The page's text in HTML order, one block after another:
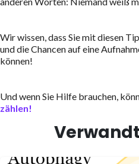
Wir wissen, dass Sie mit diesen
und die Chancen auf eine
können!
Und wenn Sie Hilfe brauchen,
zählen!